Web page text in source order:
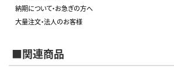
納期について・お急ぎの方へ
大量注文・法人のお客様
■関連商品